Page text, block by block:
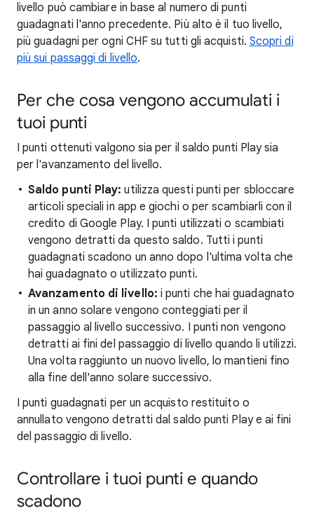
livello può cambiare in base al numero di punti
guadagnati l'anno precedente. Più alto è il tuo livello,
più guadagni per ogni CHF su tutti gli acquisti. Scopri di
più sui passaggi di livello.
Per che cosa vengono accumulati i
tuoi punti
I punti ottenuti valgono sia per il saldo punti Play sia
per l'avanzamento del livello.
Saldo punti Play: utilizza questi punti per sbloccare
articoli speciali in app e giochi o per scambiarli con il
credito di Google Play. I punti utilizzati o scambiati
vengono detratti da questo saldo. Tutti i punti
guadagnati scadono un anno dopo l'ultima volta che
hai guadagnato o utilizzato punti.
Avanzamento di livello: i punti che hai guadagnato
in un anno solare vengono conteggiati per il
passaggio al livello successivo. I punti non vengono
detratti ai fini del passaggio di livello quando li utilizzi.
Una volta raggiunto un nuovo livello, lo mantieni fino
alla fine dell'anno solare successivo.
I punti guadagnati per un acquisto restituito o
annullato vengono detratti dal saldo punti Play e ai fini
del passaggio di livello.
Controllare i tuoi punti e quando
scadono